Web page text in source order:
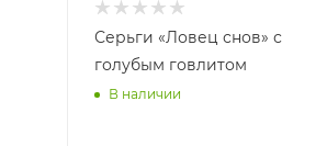
Серьги «Ловец снов» с
голубым говлитом
В наличии